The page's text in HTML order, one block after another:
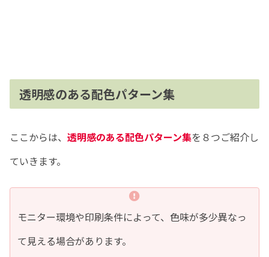
透明感のある配色パターン集
ここからは、 透明感のある配色パターン集を８つご紹介し
ていきます。
モニター環境や印刷条件によって、色味が多少異なっ
て見える場合があります。